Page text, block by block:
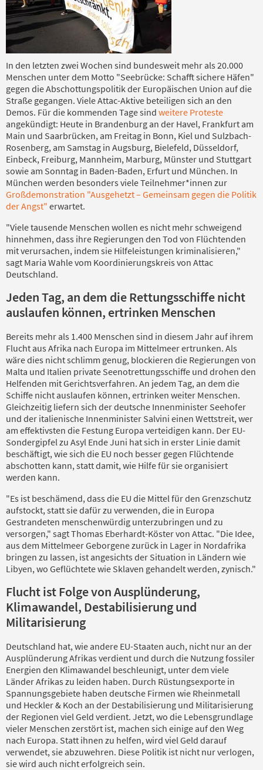
In den letzten zwei Wochen sind bundesweit mehr als 20.000
Menschen unter dem Motto "Seebrücke: Schafft sichere Häfen"
gegen die Abschottungspolitik der Europäischen Union auf die
Straße gegangen. Viele Attac-Aktive beteiligen sich an den
Demos. Für die kommenden Tage sind weitere Proteste
angekündigt: Heute in Brandenburg an der Havel, Frankfurt am
Main und Saarbrücken, am Freitag in Bonn, Kiel und Sulzbach-
Rosenberg, am Samstag in Augsburg, Bielefeld, Düsseldorf,
Einbeck, Freiburg, Mannheim, Marburg, Münster und Stuttgart
sowie am Sonntag in Baden-Baden, Erfurt und München. In
München werden besonders viele Teilnehmer*innen zur
Großdemonstration "Ausgehetzt – Gemeinsam gegen die Politik
der Angst" erwartet.
"Viele tausende Menschen wollen es nicht mehr schweigend
hinnehmen, dass ihre Regierungen den Tod von Flüchtenden
mit verursachen, indem sie Hilfeleistungen kriminalisieren,"
sagt Maria Wahle vom Koordinierungskreis von Attac
Deutschland.
Jeden Tag, an dem die Rettungsschiffe nicht
auslaufen können, ertrinken Menschen
Bereits mehr als 1.400 Menschen sind in diesem Jahr auf ihrem
Flucht aus Afrika nach Europa im Mittelmeer ertrunken. Als
wäre dies nicht schlimm genug, blockieren die Regierungen von
Malta und Italien private Seenotrettungsschiffe und drohen den
Helfenden mit Gerichtsverfahren. An jedem Tag, an dem die
Schiffe nicht auslaufen können, ertrinken weiter Menschen.
Gleichzeitig liefern sich der deutsche Innenminister Seehofer
und der italienische Innenminister Salvini einen Wettstreit, wer
am effektivsten die Festung Europa verteidigen kann. Der EU-
Sondergipfel zu Asyl Ende Juni hat sich in erster Linie damit
beschäftigt, wie sich die EU noch besser gegen Flüchtende
abschotten kann, statt damit, wie Hilfe für sie organisiert
werden kann.
"Es ist beschämend, dass die EU die Mittel für den Grenzschutz
aufstockt, statt sie dafür zu verwenden, die in Europa
Gestrandeten menschenwürdig unterzubringen und zu
versorgen," sagt Thomas Eberhardt-Köster von Attac. "Die Idee,
aus dem Mittelmeer Geborgene zurück in Lager in Nordafrika
bringen zu lassen, ist angesichts der Situation in Ländern wie
Libyen, wo Geflüchtete wie Sklaven gehandelt werden, zynisch."
Flucht ist Folge von Ausplünderung,
Klimawandel, Destabilisierung und
Militarisierung
Deutschland hat, wie andere EU-Staaten auch, nicht nur an der
Ausplünderung Afrikas verdient und durch die Nutzung fossiler
Energien den Klimawandel beschleunigt, unter dem viele
Länder Afrikas zu leiden haben. Durch Rüstungsexporte in
Spannungsgebiete haben deutsche Firmen wie Rheinmetall
und Heckler & Koch an der Destabilisierung und Militarisierung
der Regionen viel Geld verdient. Jetzt, wo die Lebensgrundlage
vieler Menschen zerstört ist, machen sich einige auf den Weg
nach Europa. Statt ihnen zu helfen, wird viel Geld darauf
verwendet, sie abzuwehren. Diese Politik ist nicht nur verlogen,
sie wird auch nicht erfolgreich sein.